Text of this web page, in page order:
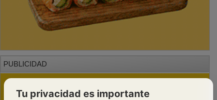
PUBLICIDAD
Tu privacidad es importante